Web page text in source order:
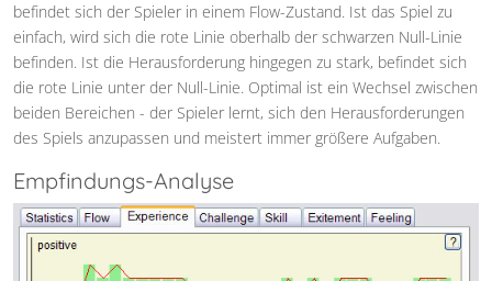
befindet sich der Spieler in einem Flow-Zustand. Ist das Spiel zu
einfach, wird sich die rote Linie oberhalb der schwarzen Null-Linie
befinden. Ist die Herausforderung hingegen zu stark, befindet sich
die rote Linie unter der Null-Linie. Optimal ist ein Wechsel zwischen
beiden Bereichen - der Spieler lernt, sich den Herausforderungen
des Spiels anzupassen und meistert immer größere Aufgaben.
Empfindungs-Analyse